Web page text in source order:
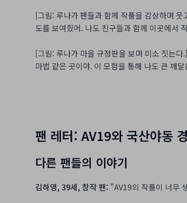
[그림: 루나가 팬들과 함께 작품을 감상하며
도를 보여줬어. 나도 친구들과 함께 이곳에서
[그림: 루나가 마을 규정판을 보며 미소 짓는
마법 같은 곳이야. 이 모험을 통해 나도 큰 깨
팬 레터: AV19와 국산야동
다른 팬들의 이야기
김하영, 39세, 창작 팬: "AV19의 작품이 너무